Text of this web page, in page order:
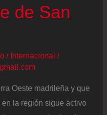
de San
/ Internacional /
Oeste madrileña y que
la región sigue activo